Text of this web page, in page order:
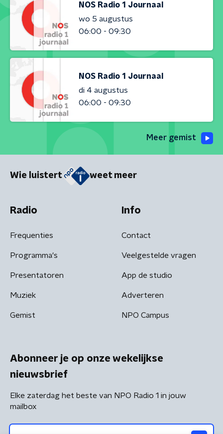
NOS Radio 1 Journaal
wo 5 augustus
06:00 - 09:30
NOS Radio 1 Journaal
di 4 augustus
06:00 - 09:30
Meer gemist
Wie luistert weet meer
Radio
Frequenties
Programma's
Presentatoren
Muziek
Gemist
Info
Contact
Veelgestelde vragen
App de studio
Adverteren
NPO Campus
Abonneer je op onze wekelijkse
nieuwsbrief
Elke zaterdag het beste van NPO Radio 1 in jouw
mailbox